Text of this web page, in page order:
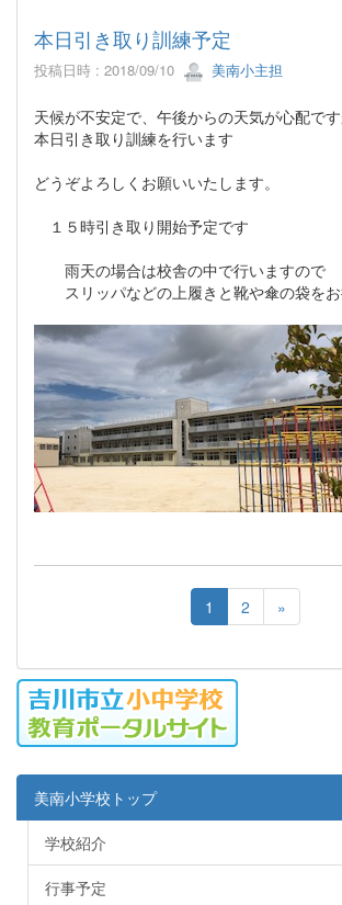
本日引き取り訓練予定
投稿日時 : 2018/09/10 美南小主担
天候が不安定で、午後からの天気が心配です
本日引き取り訓練を行います
どうぞよろしくお願いいたします。
１５時引き取り開始予定です
雨天の場合は校舎の中で行いますので
スリッパなどの上履きと靴や傘の袋をお
1 2 »
美南小学校トップ
学校紹介
行事予定